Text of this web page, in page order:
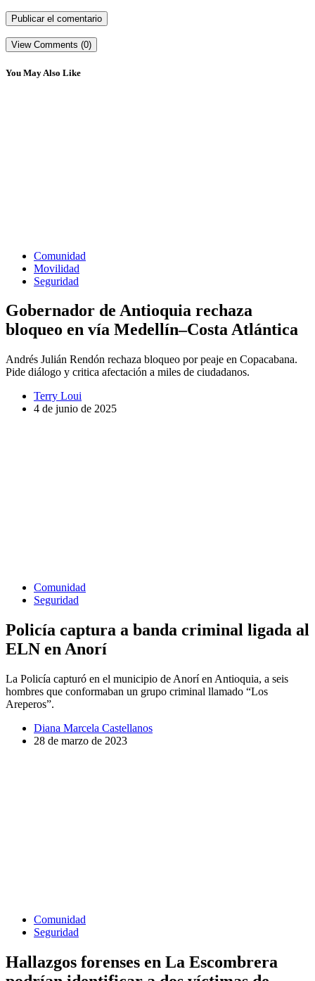
View Comments (0)
You May Also Like
Comunidad
Movilidad
Seguridad
Gobernador de Antioquia rechaza
bloqueo en vía Medellín–Costa Atlántica
Andrés Julián Rendón rechaza bloqueo por peaje en Copacabana.
Pide diálogo y critica afectación a miles de ciudadanos.
Terry Loui
4 de junio de 2025
Comunidad
Seguridad
Policía captura a banda criminal ligada al
ELN en Anorí
La Policía capturó en el municipio de Anorí en Antioquia, a seis
hombres que conformaban un grupo criminal llamado “Los
Areperos”.
Diana Marcela Castellanos
28 de marzo de 2023
Comunidad
Seguridad
Hallazgos forenses en La Escombrera